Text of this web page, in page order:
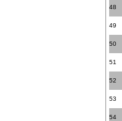
48
49
50
51
52
53
54